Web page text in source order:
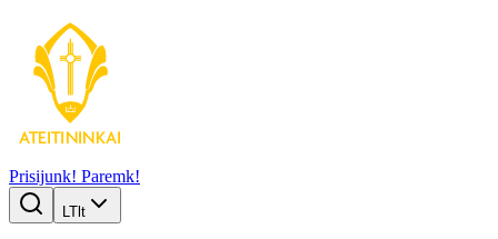
Prisijunk! Paremk!
LT lt